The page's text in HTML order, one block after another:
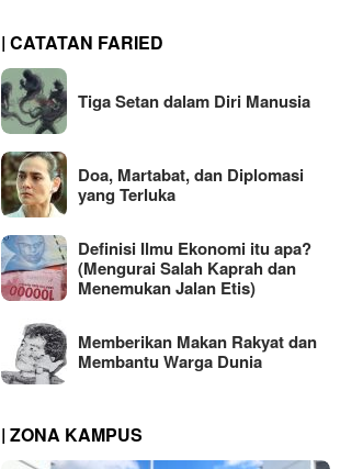
| CATATAN FARIED
Tiga Setan dalam Diri Manusia
Doa, Martabat, dan Diplomasi
yang Terluka
Definisi Ilmu Ekonomi itu apa?
(Mengurai Salah Kaprah dan
Menemukan Jalan Etis)
Memberikan Makan Rakyat dan
Membantu Warga Dunia
| ZONA KAMPUS